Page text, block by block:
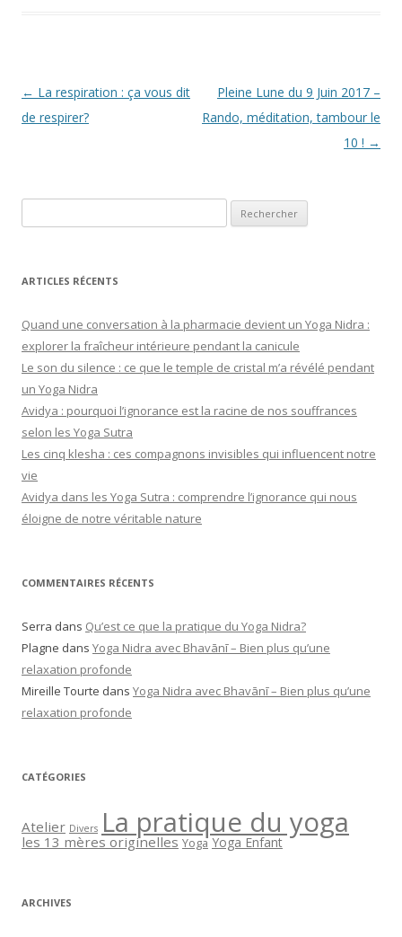
Navigation
des
← La respiration : ça vous dit
de respirer?
Pleine Lune du 9 Juin 2017 –
Rando, méditation, tambour le
10 ! →
ARTICLES RÉCENTS
Quand une conversation à la pharmacie devient un Yoga Nidra :
explorer la fraîcheur intérieure pendant la canicule
Le son du silence : ce que le temple de cristal m’a révélé pendant
un Yoga Nidra
Avidya : pourquoi l’ignorance est la racine de nos souffrances
selon les Yoga Sutra
Les cinq klesha : ces compagnons invisibles qui influencent notre
vie
Avidya dans les Yoga Sutra : comprendre l’ignorance qui nous
éloigne de notre véritable nature
COMMENTAIRES RÉCENTS
Serra dans Qu’est ce que la pratique du Yoga Nidra?
Plagne dans Yoga Nidra avec Bhavānī – Bien plus qu’une
relaxation profonde
Mireille Tourte dans Yoga Nidra avec Bhavānī – Bien plus qu’une
relaxation profonde
CATÉGORIES
Atelier Divers La pratique du yoga
les 13 mères originelles Yoga Yoga Enfant
ARCHIVES